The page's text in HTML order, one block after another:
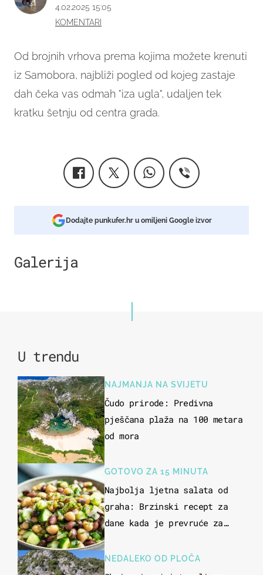
Od brojnih vrhova prema kojima možete krenuti
iz Samobora, najbliži pogled od kojeg zastaje
dah čeka vas odmah "iza ugla", udaljen tek
kratku šetnju od centra grada.
4.02.2025 15:05
KOMENTARI
Dodajte punkufer.hr u omiljeni Google izvor
Galerija
U trendu
NAJMANJA NA SVIJETU
Čudo prirode: Predivna
pješčana plaža na 100 metara
od mora
GOTOVO ZA 15 MINUTA
Najbolja ljetna salata od
graha: Brzinski recept za
dane kada je prevruće za
NEDALEKO OD PLOČA